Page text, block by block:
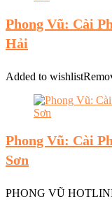
Phong Vũ: Cài
Hải
Added to wishlist
Phong Vũ: Cài
Sơn
PHONG VŨ